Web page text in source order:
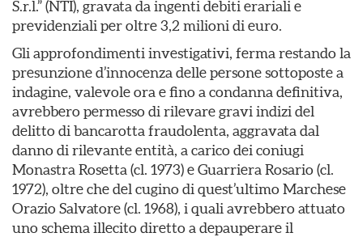
S.r.l.” (NTI), gravata da ingenti debiti erariali e
previdenziali per oltre 3,2 milioni di euro.
Gli approfondimenti investigativi, ferma restando la
presunzione d’innocenza delle persone sottoposte a
indagine, valevole ora e fino a condanna definitiva,
avrebbero permesso di rilevare gravi indizi del
delitto di bancarotta fraudolenta, aggravata dal
danno di rilevante entità, a carico dei coniugi
Monastra Rosetta (cl. 1973) e Guarriera Rosario (cl.
1972), oltre che del cugino di quest’ultimo Marchese
Orazio Salvatore (cl. 1968), i quali avrebbero attuato
uno schema illecito diretto a depauperare il